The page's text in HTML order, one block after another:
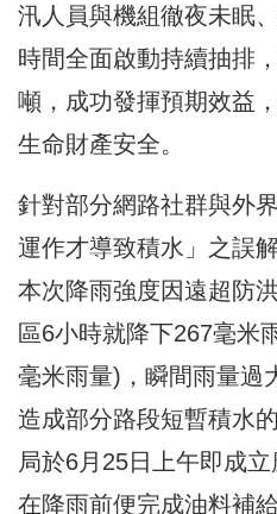
汛人員與機組徹夜未眠
時間全面啟動持續抽排
噸，成功發揮預期效益
生命財產安全。
針對部分網路社群與外
運作才導致積水」之誤
本次降雨強度因遠超防
區6小時就降下267毫米
毫米雨量)，瞬間雨量過
造成部分路段短暫積水
局於6月25日上午即成
在降雨前便完成油料補